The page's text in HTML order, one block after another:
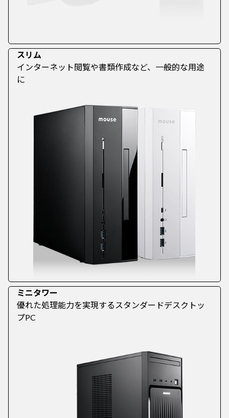
スリム
インターネット閲覧や書類作成など、一般的な用途
に
ミニタワー
優れた処理能力を実現するスタンダードデスクトッ
プPC